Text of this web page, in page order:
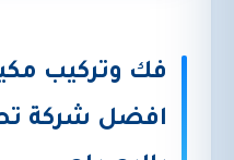
فك وتركيب
افضل شركة